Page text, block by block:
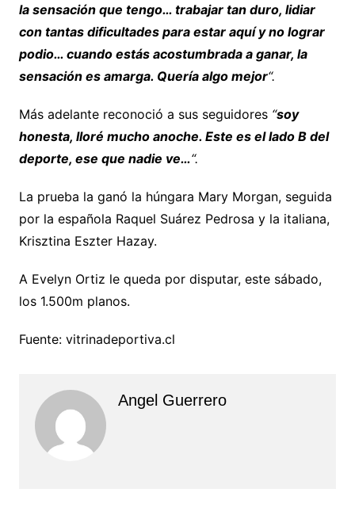
la sensación que tengo… trabajar tan duro, lidiar
con tantas dificultades para estar aquí y no lograr
podio… cuando estás acostumbrada a ganar, la
sensación es amarga. Quería algo mejor“.
Más adelante reconoció a sus seguidores “soy
honesta, lloré mucho anoche. Este es el lado B del
deporte, ese que nadie ve…“.
La prueba la ganó la húngara Mary Morgan, seguida
por la española Raquel Suárez Pedrosa y la italiana,
Krisztina Eszter Hazay.
A Evelyn Ortiz le queda por disputar, este sábado,
los 1.500m planos.
Fuente: vitrinadeportiva.cl
Angel Guerrero